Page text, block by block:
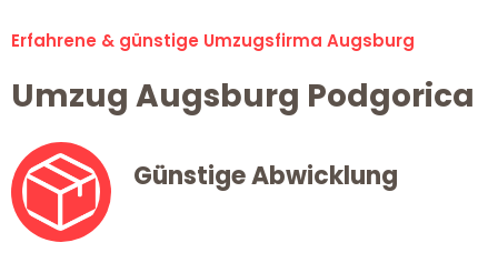
Erfahrene & günstige Umzugsfirma Augsburg
Umzug Augsburg Podgorica
Günstige Abwicklung